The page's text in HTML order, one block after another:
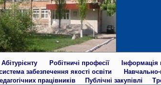
Абітурієнту Робітничі професії Інформація
забезпечення якості освіти
працівників
Публічні закупівлі